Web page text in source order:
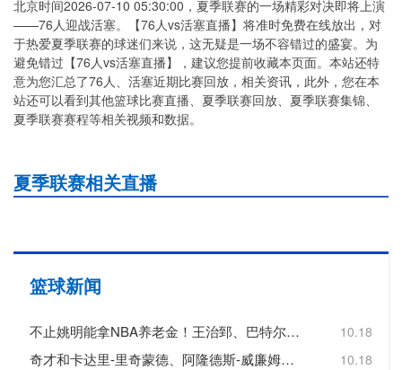
北京时间2026-07-10 05:30:00，夏季联赛的一场精彩对决即将上演
——76人迎战活塞。【76人vs活塞直播】将准时免费在线放出，对
于热爱夏季联赛的球迷们来说，这无疑是一场不容错过的盛宴。为
避免错过【76人vs活塞直播】，建议您提前收藏本页面。本站还特
意为您汇总了76人、活塞近期比赛回放，相关资讯，此外，您在本
站还可以看到其他篮球比赛直播、夏季联赛回放、夏季联赛集锦、
夏季联赛赛程等相关视频和数据。
夏季联赛相关直播
篮球新闻
不止姚明能拿NBA养老金！王治郅、巴特尔也都符合领取标准 10.18
奇才和卡达里-里奇蒙德、阿隆德斯-威廉姆斯签订Exhibit 10合同 10.18